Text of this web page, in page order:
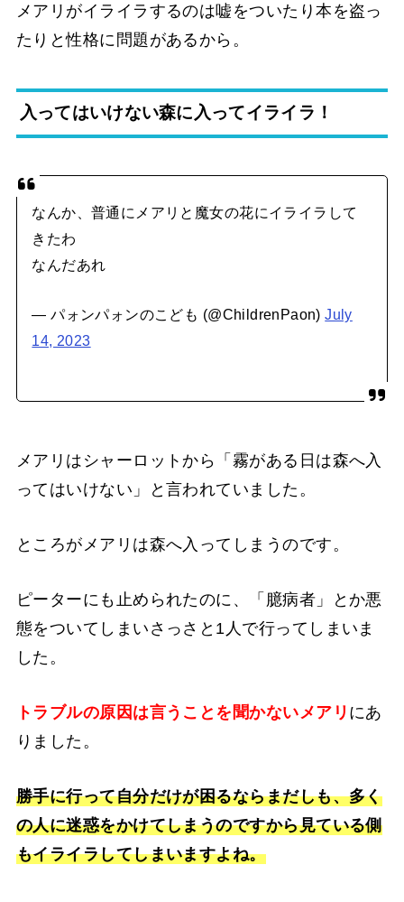
メアリがイライラするのは嘘をついたり本を盗っ
たりと性格に問題があるから。
入ってはいけない森に入ってイライラ！
なんか、普通にメアリと魔女の花にイライラして
きたわ
なんだあれ
— パォンパォンのこども (@ChildrenPaon)July
14, 2023
メアリはシャーロットから「霧がある日は森へ入
ってはいけない」と言われていました。
ところがメアリは森へ入ってしまうのです。
ピーターにも止められたのに、「臆病者」とか悪
態をついてしまいさっさと1人で行ってしまいま
した。
トラブルの原因は言うことを聞かないメアリ にあ
りました。
勝手に行って自分だけが困るならまだしも、多く
の人に迷惑をかけてしまうのですから見ている側
もイライラしてしまいますよね。